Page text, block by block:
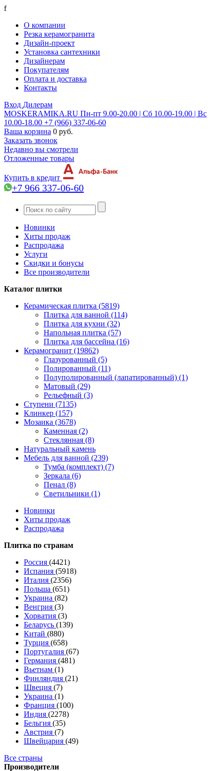
f
О компании
Резка керамогранита
Дизайн-проект
Установка сантехники
Дизайнерам
Покупателям
Оплата и доставка
Контакты
Вход Дилерам
MOSKERAMIKA.RU Пн-пт 9.00-20.00 | Сб 10.00-19.00 | Вс
10.00-18.00 +7 (966) 337-06-60
Ваша корзина 0 руб.
Заказать звонок
Недавно вы смотрели
Отложенные товары
Купить в кредит
+7 966 337-06-60
Новинки
Хиты продаж
Распродажа
Услуги
Скидки и бонусы
Все производители
Каталог плитки
Керамическая плитка (5819)
Плитка для ванной (114)
Плитка для кухни (32)
Напольная плитка (57)
Плитка для бассейна (16)
Керамогранит (19862)
Глазурованный (5)
Полированный (11)
Полуполированный (лапатированный) (1)
Матовый (29)
Рельефный (3)
Ступени (7135)
Клинкер (157)
Мозаика (3678)
Каменная (2)
Стеклянная (8)
Натуральный камень
Мебель для ванной (239)
Тумба (комплект) (7)
Зеркала (6)
Пенал (8)
Светильники (1)
Новинки
Хиты продаж
Распродажа
Плитка по странам
Россия (4421)
Испания (5918)
Италия (2356)
Польша (651)
Украина (82)
Венгрия (3)
Хорватия (3)
Беларусь (139)
Китай (880)
Турция (658)
Португалия (67)
Германия (481)
Вьетнам (1)
Финляндия (21)
Швеция (7)
Украина (1)
Франция (100)
Индия (2278)
Бельгия (35)
Австрия (7)
Швейцария (49)
Все страны
Производители